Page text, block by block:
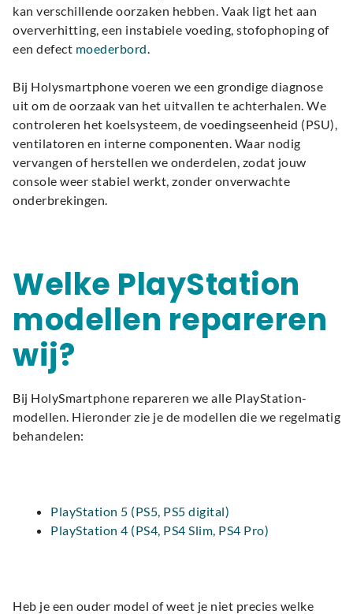
kan verschillende oorzaken hebben. Vaak ligt het aan
oververhitting, een instabiele voeding, stofophoping of
een defect moederbord.
Bij Holysmartphone voeren we een grondige diagnose
uit om de oorzaak van het uitvallen te achterhalen. We
controleren het koelsysteem, de voedingseenheid (PSU),
ventilatoren en interne componenten. Waar nodig
vervangen of herstellen we onderdelen, zodat jouw
console weer stabiel werkt, zonder onverwachte
onderbrekingen.
Welke PlayStation
modellen repareren
wij?
Bij HolySmartphone repareren we alle PlayStation-
modellen. Hieronder zie je de modellen die we regelmatig
behandelen:
PlayStation 5 (PS5, PS5 digital)
PlayStation 4 (PS4, PS4 Slim, PS4 Pro)
Heb je een ouder model of weet je niet precies welke